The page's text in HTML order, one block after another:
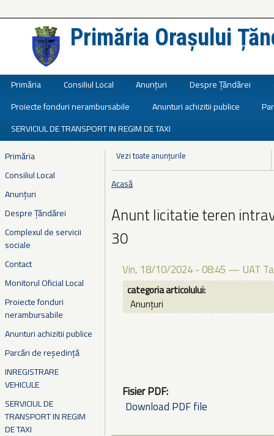
Primăria Orașului
Primăria Consiliul Local Anunțuri Despre Țăndărei
Proiecte fonduri nerambursabile
Anunturi achizitii publice
SERVICIUL DE TRANSPORT IN REGIM DE TAXI
Primăria
Consiliul Local
Anunțuri
Despre Țăndărei
Complexul de servicii
sociale
Contact
Monitorul Oficial Local
Proiecte fonduri
nerambursabile
Anunturi achizitii publice
Parcări de reședință
INREGISTRARE
VEHICULE
SERVICIUL DE
TRANSPORT IN REGIM
DE TAXI
Vezi toate anunțurile
Eşti aici
Acasă
Anunt licitatie teren
30
Vin, 18/10/2024 - 08:45 — UAT
categoria articolului:
Anunțuri
Fisier PDF:
Download PDF file